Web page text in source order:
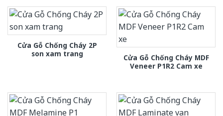
Cửa Gỗ Chống Cháy 2P
son xam trang
Cửa Gỗ Chống Cháy MDF
Veneer P1R2 Cam xe